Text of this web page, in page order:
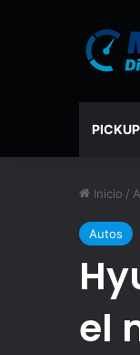
PICKUP
Inicio /
Autos
el